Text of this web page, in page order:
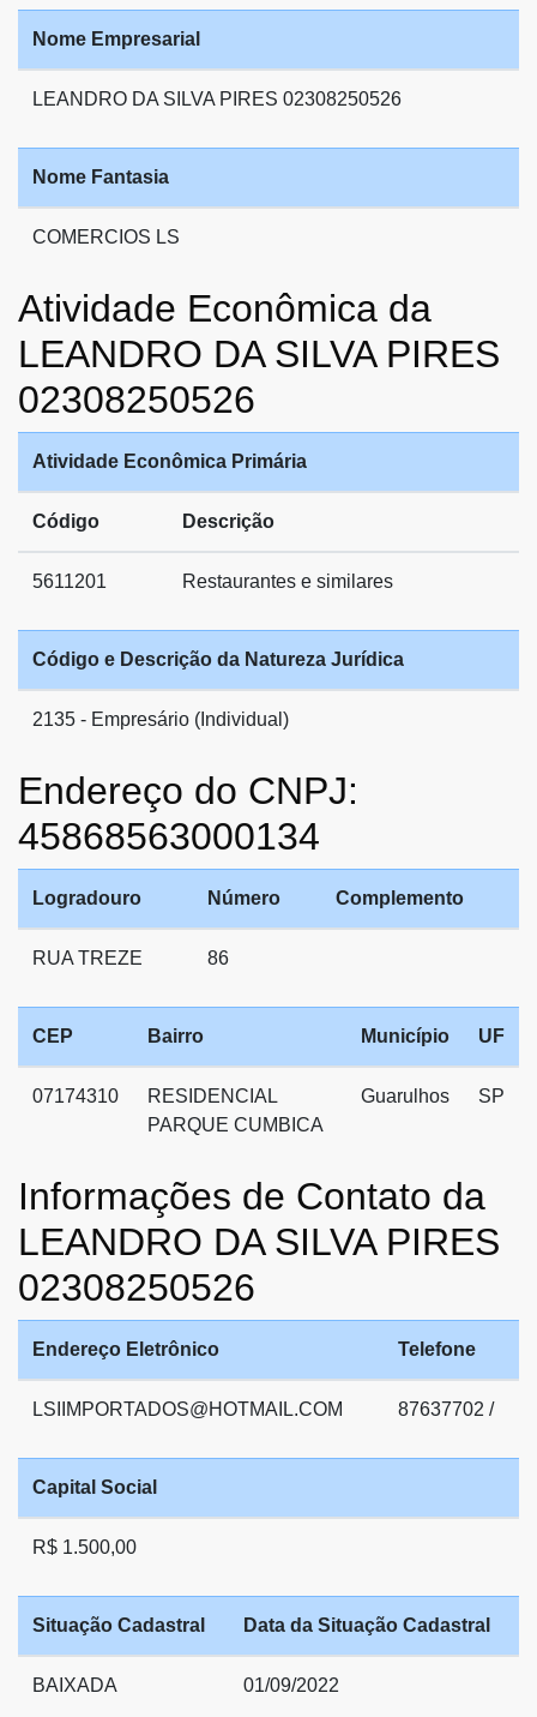
Nome Empresarial
LEANDRO DA SILVA PIRES 02308250526
Nome Fantasia
COMERCIOS LS
Atividade Econômica da
LEANDRO DA SILVA PIRES
02308250526
Atividade Econômica Primária
Código Descrição
5611201 Restaurantes e similares
Código e Descrição da Natureza Jurídica
2135 - Empresário (Individual)
Endereço do CNPJ:
45868563000134
Logradouro Número Complemento
RUA TREZE 86
CEP Bairro Município UF
07174310
RESIDENCIAL
PARQUE CUMBICA
Guarulhos SP
Informações de Contato da
LEANDRO DA SILVA PIRES
02308250526
Endereço Eletrônico Telefone
LSIIMPORTADOS@HOTMAIL.COM 87637702 /
Capital Social
R$ 1.500,00
Situação Cadastral Data da Situação Cadastral
BAIXADA 01/09/2022